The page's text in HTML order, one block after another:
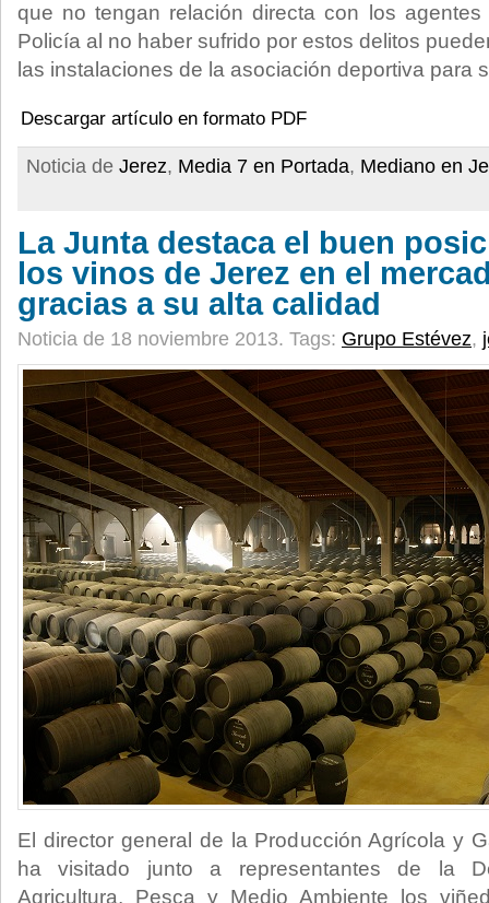
que no tengan relación directa con los
Policía al no haber sufrido por estos delitos
las instalaciones de la asociación deportiva para
Descargar artículo en formato PDF
Noticia de Jerez, Media 7 en Portada, Mediano en
La Junta destaca el buen
los vinos de Jerez en el
gracias a su alta calidad
Noticia de 18 noviembre 2013. Tags: Grupo Estévez,
El director general de la Producción Agrícola y
ha visitado junto a representantes de la
Agricultura, Pesca y Medio Ambiente los